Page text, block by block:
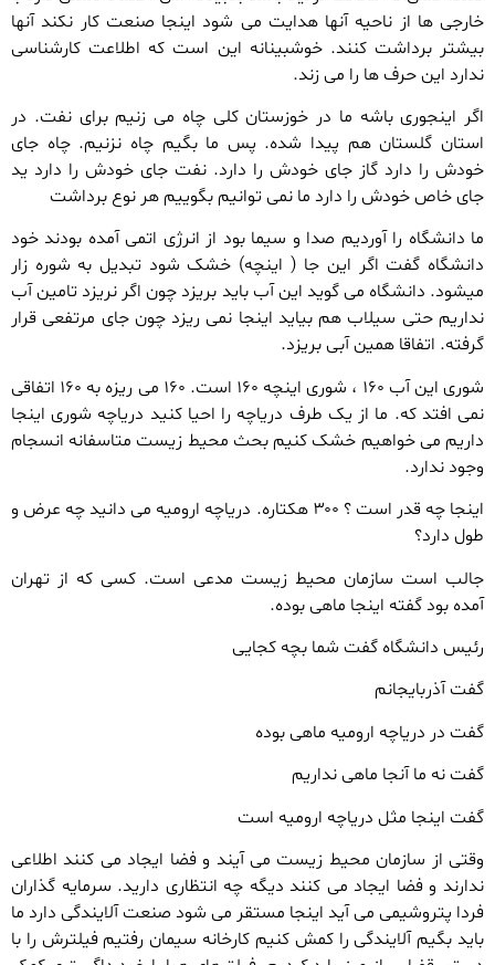
خارجی ها از ناحیه آنها هدایت می شود اینجا صنعت کار نکند آنها
بیشتر برداشت کنند. خوشبینانه این است که اطلاعت کارشناسی
ندارد این حرف ها را می زند.
اگر اینجوری باشه ما در خوزستان کلی چاه می زنیم برای نفت. در
استان گلستان هم پیدا شده. پس ما بگیم چاه نزنیم. چاه جای
خودش را دارد گاز جای خودش را دارد. نفت جای خودش را دارد ید
جای خاص خودش را دارد ما نمی توانیم بگوییم هر نوع برداشت
ما دانشگاه را آوردیم صدا و سیما بود از انرژی اتمی آمده بودند خود
دانشگاه گفت اگر این جا ( اینچه) خشک شود تبدیل به شوره زار
میشود. دانشگاه می گوید این آب باید بریزد چون اگر نریزد تامین آب
نداریم حتی سیلاب هم بیاید اینجا نمی ریزد چون جای مرتفعی قرار
گرفته. اتفاقا همین آبی بریزد.
شوری این آب ۱۶۰ ، شوری اینچه ۱۶۰ است. ۱۶۰ می ریزه به ۱۶۰ اتفاقی
نمی افتد که. ما از یک طرف دریاچه را احیا کنید دریاچه شوری اینجا
داریم می خواهیم خشک کنیم بحث محیط زیست متاسفانه انسجام
وجود ندارد.
اینجا چه قدر است ؟ ۳۰۰ هکتاره. دریاچه ارومیه می دانید چه عرض و
طول دارد؟
جالب است سازمان محیط زیست مدعی است. کسی که از تهران
آمده بود گفته اینجا ماهی بوده.
رئیس دانشگاه گفت شما بچه کجایی
گفت آذربایجانم
گفت در دریاچه ارومیه ماهی بوده
گفت نه ما آنجا ماهی نداریم
گفت اینجا مثل دریاچه ارومیه است
وقتی از سازمان محیط زیست می آیند و فضا ایجاد می کنند اطلاعی
ندارند و فضا ایجاد می کنند دیگه چه انتظاری دارید. سرمایه گذاران
فردا پتروشیمی می آید اینجا مستقر می شود صنعت آلایندگی دارد ما
باید بگیم آلایندگی را کمش کنیم کارخانه سیمان رفتیم فیلترش را با